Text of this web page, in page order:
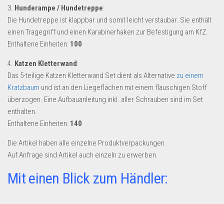
3. Hunderampe / Hundetreppe:
Die Hundetreppe ist klappbar und somit leicht verstaubar. Sie enthält
einen Tragegriff und einen Karabinerhaken zur Befestigung am KfZ.
Enthaltene Einheiten: 100
4. Katzen Kletterwand:
Das 5-teilige Katzen Kletterwand Set dient als Alternative zu einem
Kratzbaum und ist an den Liegeflächen mit einem flauschigen Stoff
überzogen. Eine Aufbauanleitung inkl. aller Schrauben sind im Set
enthalten.
Enthaltene Einheiten: 140
Die Artikel haben alle einzelne Produktverpackungen.
Auf Anfrage sind Artikel auch einzeln zu erwerben.
Mit einen Blick zum Händler: